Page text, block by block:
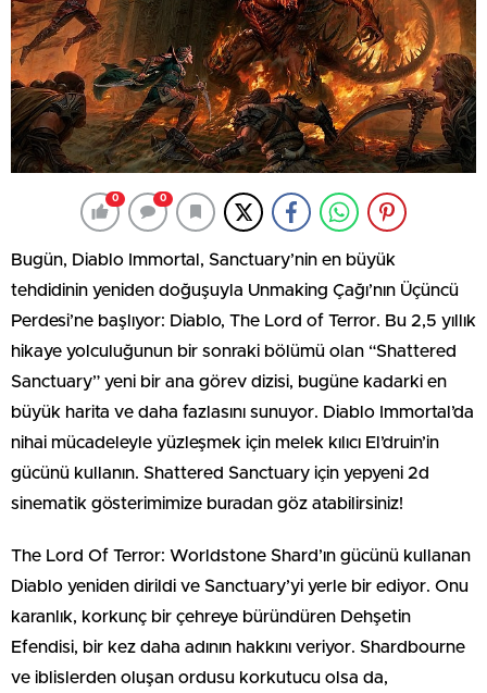
0 0
Bugün, Diablo Immortal, Sanctuary’nin en büyük
tehdidinin yeniden doğuşuyla Unmaking Çağı’nın Üçüncü
Perdesi’ne başlıyor: Diablo, The Lord of Terror. Bu 2,5 yıllık
hikaye yolculuğunun bir sonraki bölümü olan “Shattered
Sanctuary” yeni bir ana görev dizisi, bugüne kadarki en
büyük harita ve daha fazlasını sunuyor. Diablo Immortal’da
nihai mücadeleyle yüzleşmek için melek kılıcı El’druin’in
gücünü kullanın. Shattered Sanctuary için yepyeni 2d
sinematik gösterimimize buradan göz atabilirsiniz!
The Lord Of Terror: Worldstone Shard’ın gücünü kullanan
Diablo yeniden dirildi ve Sanctuary’yi yerle bir ediyor. Onu
karanlık, korkunç bir çehreye büründüren Dehşetin
Efendisi, bir kez daha adının hakkını veriyor. Shardbourne
ve iblislerden oluşan ordusu korkutucu olsa da,